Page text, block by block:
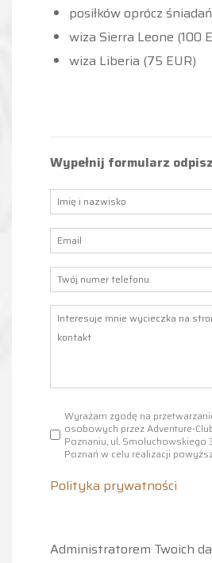
posiłków oprócz śniadań
wiza Sierra Leone (100
wiza Liberia (75 EUR)
Wypełnij formularz
Wyrażam zgodę na
osobowych przez Adventure-
Poznaniu, ul. Smoluchowskiego
Poznań w celu realizacji
Polityka prywatności
Administratorem Twoich